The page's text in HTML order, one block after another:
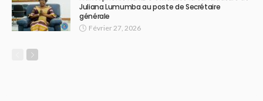
Juliana Lumumba au poste de Secrétaire
générale
Février 27, 2026